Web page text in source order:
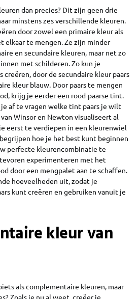
dan precies? Dit zijn geen drie
minstens zes verschillende kleuren.
door zowel een primaire kleur als
elkaar te mengen. Ze zijn minder
en secundaire kleuren, maar net zo
met schilderen. Zo kun je
creëren, door de secundaire kleur paars
kleur blauw. Door paars te mengen
krijg je eerder een rood-paarse tint.
af te vragen welke tint paars je wilt
Winsor en Newton visualiseert al
eerst te verdiepen in een kleurenwiel
hoe je het best kunt beginnen
perfecte kleurencombinatie te
experimenteren met het
door een mengpalet aan te schaffen.
hoeveelheden uit, zodat je
kunt creëren en gebruiken vanuit je
kleur van
als complementaire kleuren, maar
Zoals je nu al weet, creëer je